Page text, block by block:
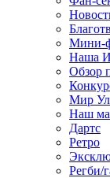
Мини-
Наша
Обзор
Мир
Наш
Дартс
Ретро
Регби/